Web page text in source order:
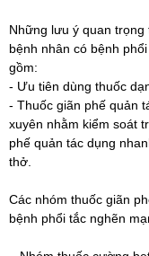
Những lưu ý quan
bệnh nhân có bệnh
gồm:
- Ưu tiên dùng thuốc
- Thuốc giãn phế quản
xuyên nhằm kiểm soát
phế quản tác dụng
thở.
Các nhóm thuốc giãn
bệnh phổi tắc nghẽn